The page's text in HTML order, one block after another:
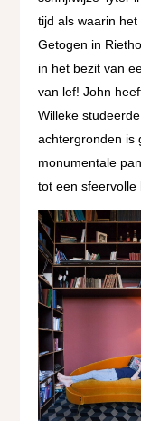
tijd als waarin
Getogen in
in het bezit van
van lef! John
Willeke
achtergronden is
monumentale
tot een sfeervolle